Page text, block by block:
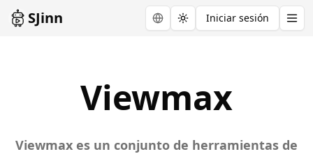
SJinn Toggle theme
Iniciar sesión
Explore
Viewmax
Viewmax
Viewmax es un conjunto de herramientas de